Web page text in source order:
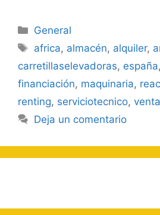
Categorías
General
Etiquetas
africa, almacén, alquiler,
carretillaselevadoras, españa,
financiación, maquinaria,
renting, serviciotecnico, venta
Deja un comentario